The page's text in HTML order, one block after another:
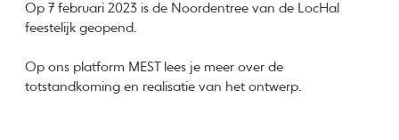
Op 7 februari 2023 is de Noordentree van de LocHal
feestelijk geopend.
Op ons platform MEST lees je meer over de
totstandkoming en realisatie van het ontwerp.